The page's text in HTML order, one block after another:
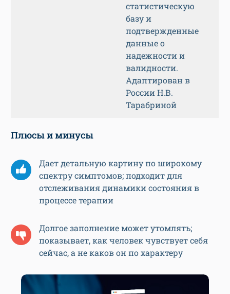
статистическую
базу и
подтвержденные
данные о
надежности и
валидности.
Адаптирован в
России Н.В.
Тарабриной
Плюсы и минусы
Дает детальную картину по широкому
спектру симптомов; подходит для
отслеживания динамики состояния в
процессе терапии
Долгое заполнение может утомлять;
показывает, как человек чувствует себя
сейчас, а не каков он по характеру